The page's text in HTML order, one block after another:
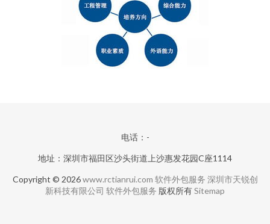
电话：-
地址：深圳市福田区沙头街道上沙惠发花园C座1114
Copyright © 2026www.rctianrui.com 软件外包服务 深圳市天锐创
新科技有限公司 软件外包服务 版权所有Sitemap